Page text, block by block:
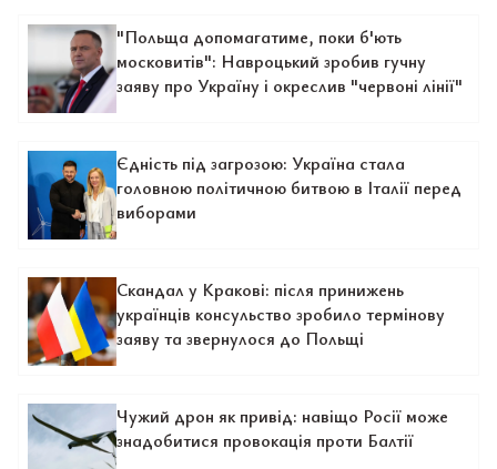
"Польща допомагатиме, поки б'ють
московитів": Навроцький зробив гучну
заяву про Україну і окреслив "червоні лінії"
Єдність під загрозою: Україна стала
головною політичною битвою в Італії перед
виборами
Скандал у Кракові: після принижень
українців консульство зробило термінову
заяву та звернулося до Польщі
Чужий дрон як привід: навіщо Росії може
знадобитися провокація проти Балтії